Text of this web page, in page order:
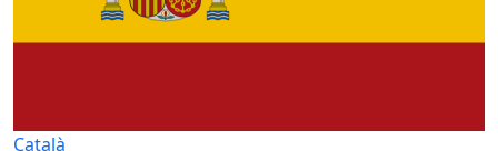
Català